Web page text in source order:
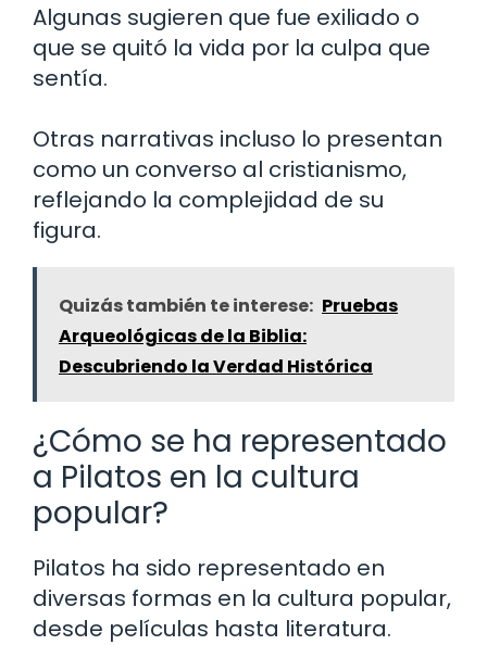
Algunas sugieren que fue exiliado o
que se quitó la vida por la culpa que
sentía.
Otras narrativas incluso lo presentan
como un converso al cristianismo,
reflejando la complejidad de su
figura.
Quizás también te interese: Pruebas
Arqueológicas de la Biblia:
Descubriendo la Verdad Histórica
¿Cómo se ha representado
a Pilatos en la cultura
popular?
Pilatos ha sido representado en
diversas formas en la cultura popular,
desde películas hasta literatura.